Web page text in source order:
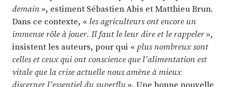
demain», estiment Sébastien Abis et Matthieu Brun.
Dans ce contexte, « les agriculteurs ont encore un
immense rôle à jouer. Il faut le leur dire et le rappeler»,
insistent les auteurs, pour qui « plus nombreux sont
celles et ceux qui ont conscience que l’alimentation est
vitale que la crise actuelle nous amène à mieux